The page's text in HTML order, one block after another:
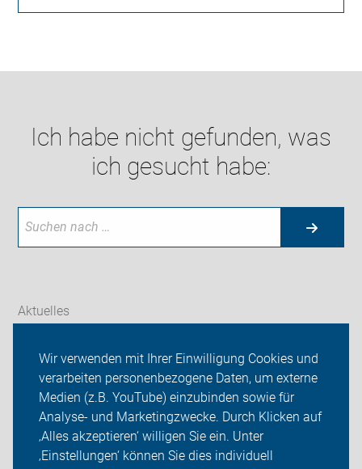
Wir verwenden mit Ihrer Einwilligung Cookies und
verarbeiten personenbezogene Daten, um externe
Medien (z.B. YouTube) einzubinden sowie für
Analyse- und Marketingzwecke. Durch Klicken auf
‚Alles akzeptieren‘ willigen Sie ein. Unter
‚Einstellungen‘ können Sie dies individuell
Ich habe nicht gefunden, was
ich gesucht habe:
Aktuelles
ADFC Lohmar
Sei dabei
Presse